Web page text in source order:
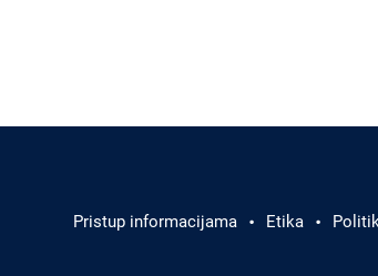
podnožjuPristup informacijama Etika